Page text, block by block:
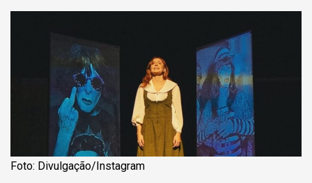
Foto: Divulgação/Instagram